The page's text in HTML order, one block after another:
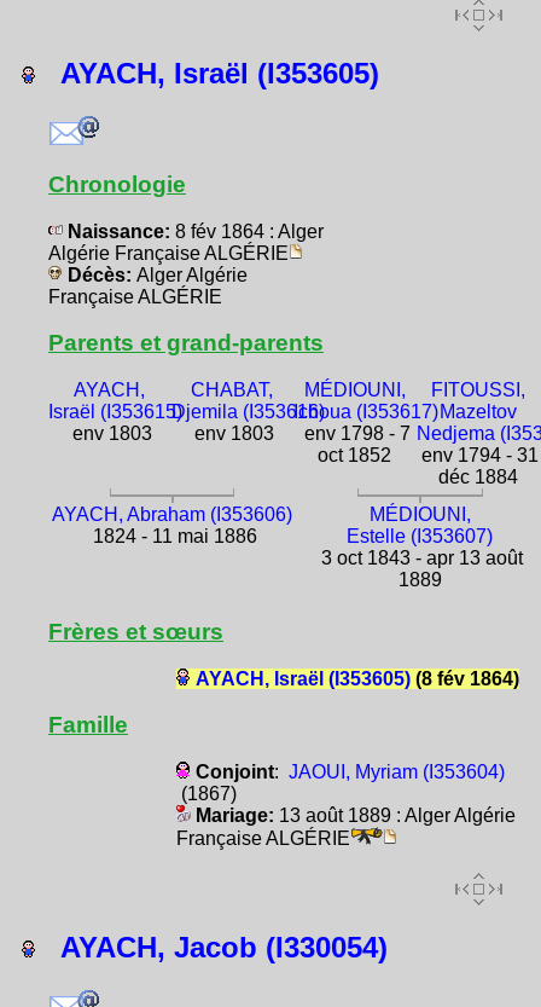
AYACH, Israël (I353605)
Chronologie
Naissance: 8 fév 1864 : Alger
Algérie Française ALGÉRIE
Décès: Alger Algérie
Française ALGÉRIE
Parents et grand-parents
AYACH,
Israël (I353615)
env 1803
CHABAT,
Djemila (I353616)
env 1803
MÉDIOUNI,
Ichoua (I353617)
env 1798 - 7
oct 1852
FITOUSSI,
Mazeltov
Nedjema
env 1794 - 31
déc 1884
AYACH, Abraham (I353606)
1824 - 11 mai 1886
MÉDIOUNI,
Estelle (I353607)
3 oct 1843 - apr 13 août
1889
Frères et sœurs
AYACH, Israël (I353605)(8 fév 1864)
Famille
Conjoint: JAOUI, Myriam (I353604)
(1867)
Mariage: 13 août 1889 : Alger Algérie
Française ALGÉRIE
AYACH, Jacob (I330054)